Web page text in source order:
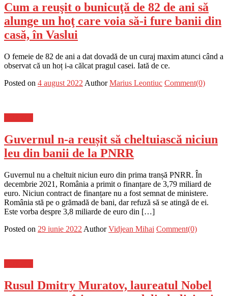
Cum a reuşit o bunicuţă de 82 de ani să
alunge un hoţ care voia să-i fure banii din
casă, în Vaslui
O femeie de 82 de ani a dat dovadă de un curaj maxim atunci când a
observat că un hoț i-a călcat pragul casei. Iată de ce.
Posted on 4 august 2022 Author Marius Leontiuc Comment(0)
Guvernul n-a reușit să cheltuiască niciun
leu din banii de la PNRR
Guvernul nu a cheltuit niciun euro din prima tranșă PNRR. În
decembrie 2021, România a primit o finanțare de 3,79 miliard de
euro. Niciun contract de finanțare nu a fost semnat de ministere.
România stă pe o grămadă de bani, dar refuză să se atingă de ei.
Este vorba despre 3,8 miliarde de euro din […]
Posted on 29 iunie 2022 Author Vidjean Mihai Comment(0)
Rusul Dmitry Muratov, laureatul Nobel